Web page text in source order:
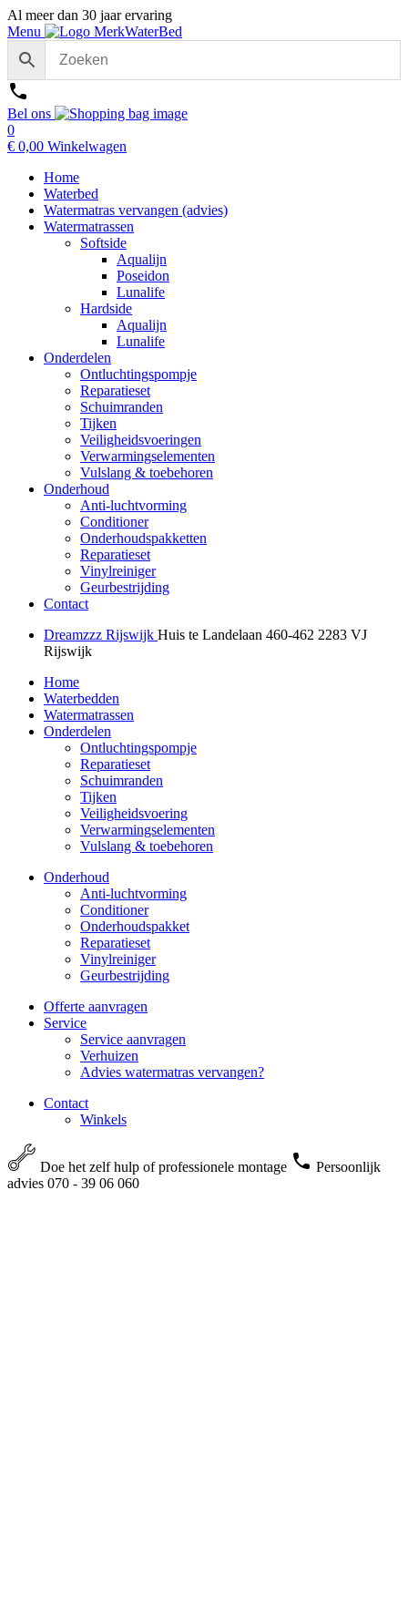
Al meer dan 30 jaar ervaring
Menu
Bel ons
0
€ 0,00 Winkelwagen
Home
Waterbed
Watermatras vervangen (advies)
Watermatrassen
Softside
Aqualijn
Poseidon
Lunalife
Hardside
Aqualijn
Lunalife
Onderdelen
Ontluchtingspompje
Reparatieset
Schuimranden
Tijken
Veiligheidsvoeringen
Verwarmingselementen
Vulslang & toebehoren
Onderhoud
Anti-luchtvorming
Conditioner
Onderhoudspakketten
Reparatieset
Vinylreiniger
Geurbestrijding
Contact
Dreamzzz Rijswijk Huis te Landelaan 460-462 2283 VJ
Rijswijk
Home
Waterbedden
Watermatrassen
Onderdelen
Ontluchtingspompje
Reparatieset
Schuimranden
Tijken
Veiligheidsvoering
Verwarmingselementen
Vulslang & toebehoren
Onderhoud
Anti-luchtvorming
Conditioner
Onderhoudspakket
Reparatieset
Vinylreiniger
Geurbestrijding
Offerte aanvragen
Service
Service aanvragen
Verhuizen
Advies watermatras vervangen?
Contact
Winkels
Doe het zelf hulp of professionele montage
Persoonlijk
advies 070 - 39 06 060